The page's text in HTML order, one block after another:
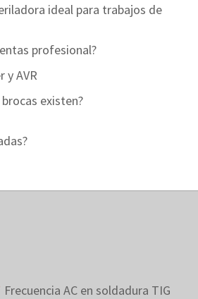
ideal para trabajos de
profesional?
y AVR
existen?
Frecuencia AC en soldadura TIG